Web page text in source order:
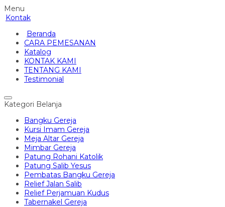
Menu
Kontak
Beranda
CARA PEMESANAN
Katalog
KONTAK KAMI
TENTANG KAMI
Testimonial
Kategori Belanja
Bangku Gereja
Kursi Imam Gereja
Meja Altar Gereja
Mimbar Gereja
Patung Rohani Katolik
Patung Salib Yesus
Pembatas Bangku Gereja
Relief Jalan Salib
Relief Perjamuan Kudus
Tabernakel Gereja